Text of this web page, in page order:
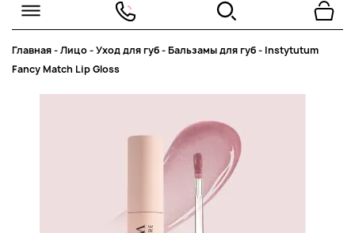
Главная-Лицо-Уход для губ-Бальзамы для губ- Instytutum
Fancy Match Lip Gloss